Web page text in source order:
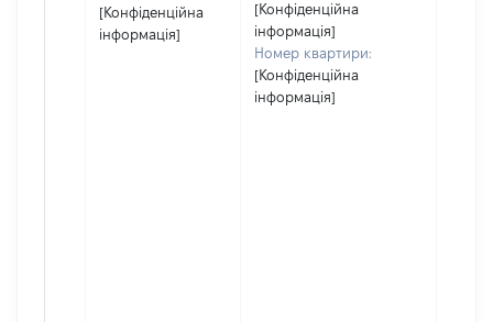
[Конфіденційна
інформація]
[Конфіденційна
інформація]
Номер квартири:
[Конфіденційна
інформація]